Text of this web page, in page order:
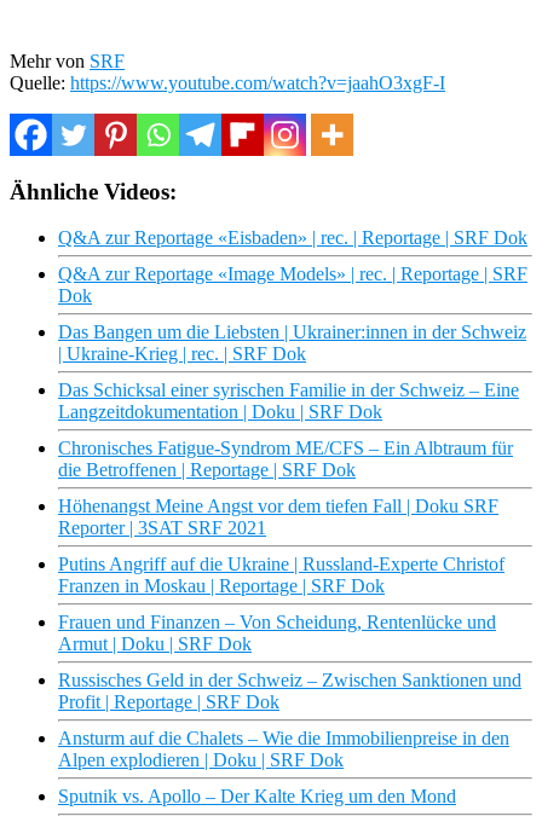
Mehr von SRF
Quelle: https://www.youtube.com/watch?v=jaahO3xgF-I
Ähnliche Videos:
Q&A zur Reportage «Eisbaden» | rec. | Reportage | SRF Dok
Q&A zur Reportage «Image Models» | rec. | Reportage | SRF
Dok
Das Bangen um die Liebsten | Ukrainer:innen in der Schweiz
| Ukraine-Krieg | rec. | SRF Dok
Das Schicksal einer syrischen Familie in der Schweiz – Eine
Langzeitdokumentation | Doku | SRF Dok
Chronisches Fatigue-Syndrom ME/CFS – Ein Albtraum für
die Betroffenen | Reportage | SRF Dok
Höhenangst Meine Angst vor dem tiefen Fall | Doku SRF
Reporter | 3SAT SRF 2021
Putins Angriff auf die Ukraine | Russland-Experte Christof
Franzen in Moskau | Reportage | SRF Dok
Frauen und Finanzen – Von Scheidung, Rentenlücke und
Armut | Doku | SRF Dok
Russisches Geld in der Schweiz – Zwischen Sanktionen und
Profit | Reportage | SRF Dok
Ansturm auf die Chalets – Wie die Immobilienpreise in den
Alpen explodieren | Doku | SRF Dok
Sputnik vs. Apollo – Der Kalte Krieg um den Mond